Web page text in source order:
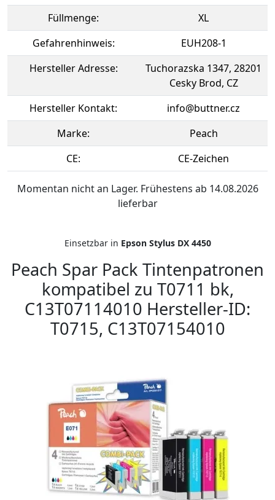
Füllmenge:
XL
Gefahrenhinweis:
EUH208-1
Hersteller Adresse:
Tuchorazska 1347, 28201
Cesky Brod, CZ
Hersteller Kontakt:
info@buttner.cz
Marke:
Peach
CE:
CE-Zeichen
Momentan nicht an Lager. Frühestens ab 14.08.2026
lieferbar
Einsetzbar in Epson Stylus DX 4450
Peach Spar Pack Tintenpatronen
kompatibel zu T0711 bk,
C13T07114010 Hersteller-ID:
T0715, C13T07154010